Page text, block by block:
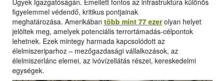
Ügyek Igazgatóságán. Emellett fontos az infrastruktúra különös
figyelemmel védendő, kritikus pontjainak
meghatározása. Amerikában több mint 77 ezerolyan helyet
jelöltek meg, amelyek potenciális terrortámadás-célpontok
lehetnek. Ezek mintegy harmada kapcsolódott az
élelmiszeriparhoz – mezőgazdasági vállalkozások, az
élelmiszerlánc elemei, az ivóvízellátás részei, kereskedelmi
egységek.